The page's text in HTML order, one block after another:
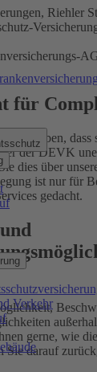
Verkehr
Riehler
für
haben,
der DEVK
dies über
ist nur für
gedacht.
gerne, wie
Sie darauf